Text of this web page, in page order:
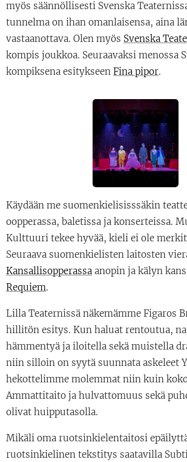
myös säännöllisesti Svenska
tunnelma on ihan omanlaisensa, aina
vastaanottava. Olen myös Svenska
kompis joukkoa. Seuraavaksi menossa
kompiksena esitykseen Fina pipor.
Käydään me suomenkielisisssäkin
oopperassa, baletissa ja konserteissa.
Kulttuuri tekee hyvää, kieli ei ole
Seuraava suomenkielisten laitosten
Kansallisopperassa anopin ja kälyn
Requiem.
Lilla Teaternissä näkemämme Figaros
hillitön esitys. Kun haluat rentoutua,
hämmentyä ja iloitella sekä muistella
niin silloin on syytä suunnata askeleet
hekottelimme molemmat niin kuin
Ammattitaito ja hulvattomuus sekä
olivat huipputasolla.
Mikäli oma ruotsinkielentaitosi
ruotsinkielinen tekstitys saatavilla